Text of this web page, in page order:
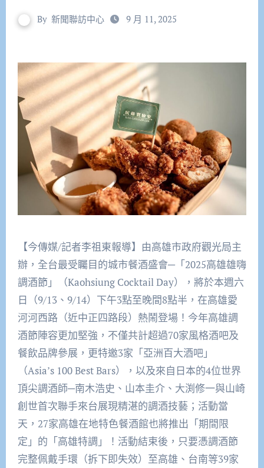
By 新聞聯訪中心 9 月 11, 2025
【今傳媒/記者李祖東報導】由高雄市政府觀光局主
辦，全台最受矚目的城市餐酒盛會─「2025高雄雄嗨
調酒節」（Kaohsiung Cocktail Day），將於本週六
日（9/13、9/14）下午3點至晚間8點半，在高雄愛
河河西路（近中正四路段）熱鬧登場！今年高雄調
酒節陣容更加堅強，不僅共計超過70家風格酒吧及
餐飲品牌參展，更特邀3家「亞洲百大酒吧」
（Asia’s 100 Best Bars），以及來自日本的4位世界
頂尖調酒師─南木浩史、山本圭介、大渕修一與山崎
創世首次聯手來台展現精湛的調酒技藝；活動當
天，27家高雄在地特色餐酒館也將推出「期間限
定」的「高雄特調」！活動結束後，只要憑調酒節
完整佩戴手環（拆下即失效）至高雄、台南等39家